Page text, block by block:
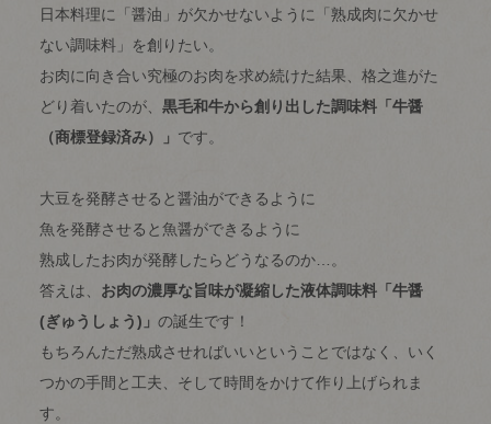
日本料理に「醤油」が欠かせないように「熟成肉に欠かせ
ない調味料」を創りたい。
お肉に向き合い究極のお肉を求め続けた結果、格之進がた
どり着いたのが、黒毛和牛から創り出した調味料「牛醤
（商標登録済み）」 です。
大豆を発酵させると醤油ができるように
魚を発酵させると魚醤ができるように
熟成したお肉が発酵したらどうなるのか…。
答えは、 お肉の濃厚な旨味が凝縮した液体調味料「牛醤
(ぎゅうしょう)」の誕生です！
もちろんただ熟成させればいいということではなく、いく
つかの手間と工夫、そして時間をかけて作り上げられま
す。